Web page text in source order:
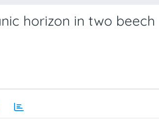
horizon in two beech